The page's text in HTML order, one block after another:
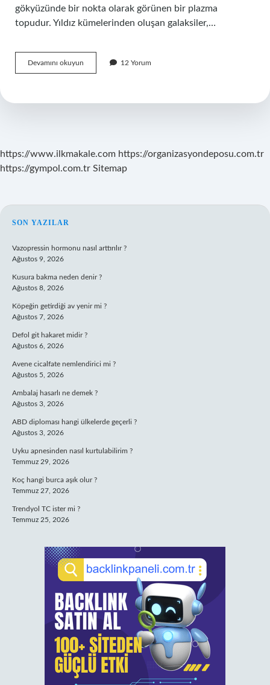
gökyüzünde bir nokta olarak görünen bir plazma
topudur. Yıldız kümelerinden oluşan galaksiler,…
Devamını okuyun
Belirgin
12 Yorum
https://www.ilkmakale.com https://organizasyondeposu.com.tr
https://gympol.com.tr Sitemap
SIDEBAR
SON YAZILAR
Vazopressin hormonu nasıl arttırılır ?
Ağustos 9, 2026
Kusura bakma neden denir ?
Ağustos 8, 2026
Köpeğin getirdiği av yenir mi ?
Ağustos 7, 2026
Defol git hakaret midir ?
Ağustos 6, 2026
Avene cicalfate nemlendirici mi ?
Ağustos 5, 2026
Ambalaj hasarlı ne demek ?
Ağustos 3, 2026
ABD diploması hangi ülkelerde geçerli ?
Ağustos 3, 2026
Uyku apnesinden nasıl kurtulabilirim ?
Temmuz 29, 2026
Koç hangi burca aşık olur ?
Temmuz 27, 2026
Trendyol TC ister mi ?
Temmuz 25, 2026